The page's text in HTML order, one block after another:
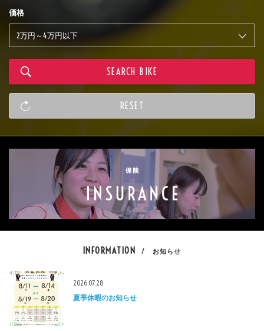
価格
INFORMATION / お知らせ
2026.07.28
夏季休暇のお知らせ